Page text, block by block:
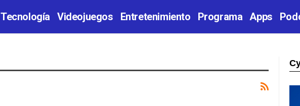
Tecnología Videojuegos Entretenimiento Programa Apps